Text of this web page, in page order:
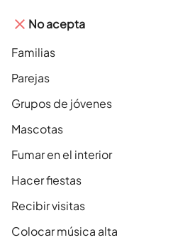
No acepta
Familias
Parejas
Grupos de jóvenes
Mascotas
Fumar en el interior
Hacer fiestas
Recibir visitas
Colocar música alta